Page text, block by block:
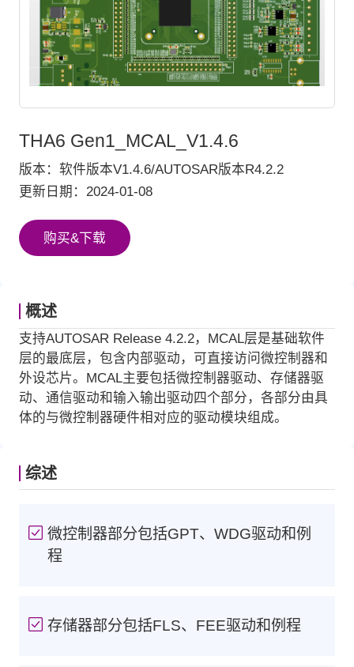
THA6 Gen1_MCAL_V1.4.6
版本：软件版本V1.4.6/AUTOSAR版本R4.2.2
更新日期：2024-01-08
购买&下载
概述
支持AUTOSAR Release 4.2.2，MCAL层是基础软件
层的最底层，包含内部驱动，可直接访问微控制器和
外设芯片。MCAL主要包括微控制器驱动、存储器驱
动、通信驱动和输入输出驱动四个部分，各部分由具
体的与微控制器硬件相对应的驱动模块组成。
综述
微控制器部分包括GPT、WDG驱动和例
程
存储器部分包括FLS、FEE驱动和例程